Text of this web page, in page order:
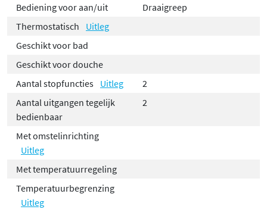
Bediening voor aan/uit
Draaigreep
Thermostatisch
Uitleg
Geschikt voor bad
Geschikt voor douche
Aantal stopfuncties Uitleg
2
Aantal uitgangen tegelijk
bedienbaar
2
Met omstelinrichting
Uitleg
Met temperatuurregeling
Temperatuurbegrenzing
Uitleg